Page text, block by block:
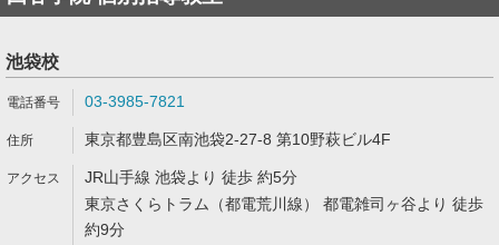
池袋校
03-3985-7821
東京都豊島区南池袋2-27-8 第10野萩ビル4F
JR山手線 池袋より 徒歩 約5分
東京さくらトラム（都電荒川線） 都電雑司ヶ谷より 徒歩
約9分